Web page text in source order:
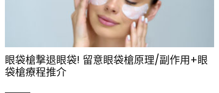
眼袋槍撃退眼袋! 留意眼袋槍原理/副作用+眼
袋槍療程推介